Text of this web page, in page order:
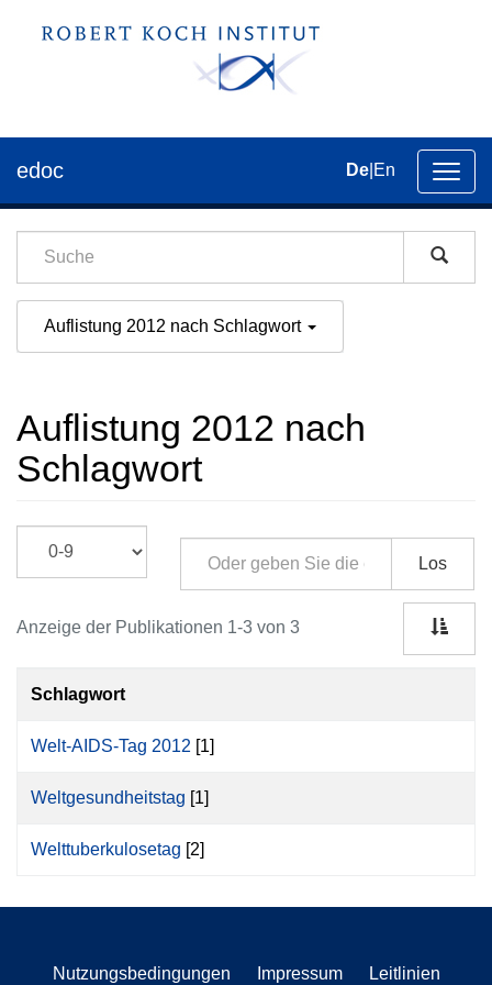
der
edoc De En
Auflistung 2012 nach Schlagwort
Auflistung 2012 nach
Schlagwort
Los
Anzeige der Publikationen 1-3 von 3
Schlagwort
Welt-AIDS-Tag 2012 [1]
Weltgesundheitstag [1]
Welttuberkulosetag [2]
Nutzungsbedingungen Impressum Leitlinien